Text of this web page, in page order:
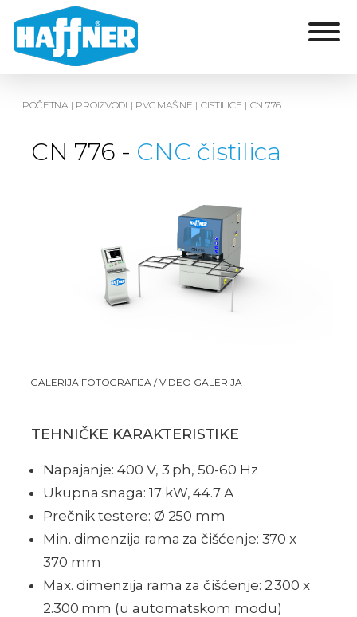
POČETNA | PROIZVODI | PVC MAŠINE | CISTILICE | CN 776
CN 776 - CNC čistilica
GALERIJA FOTOGRAFIJA / VIDEO GALERIJA
TEHNIČKE KARAKTERISTIKE
Napajanje: 400 V, 3 ph, 50-60 Hz
Ukupna snaga: 17 kW, 44.7 A
Prečnik testere: Ø 250 mm
Min. dimenzija rama za čišćenje: 370 x
370 mm
Max. dimenzija rama za čišćenje: 2.300 x
2.300 mm (u automatskom modu)